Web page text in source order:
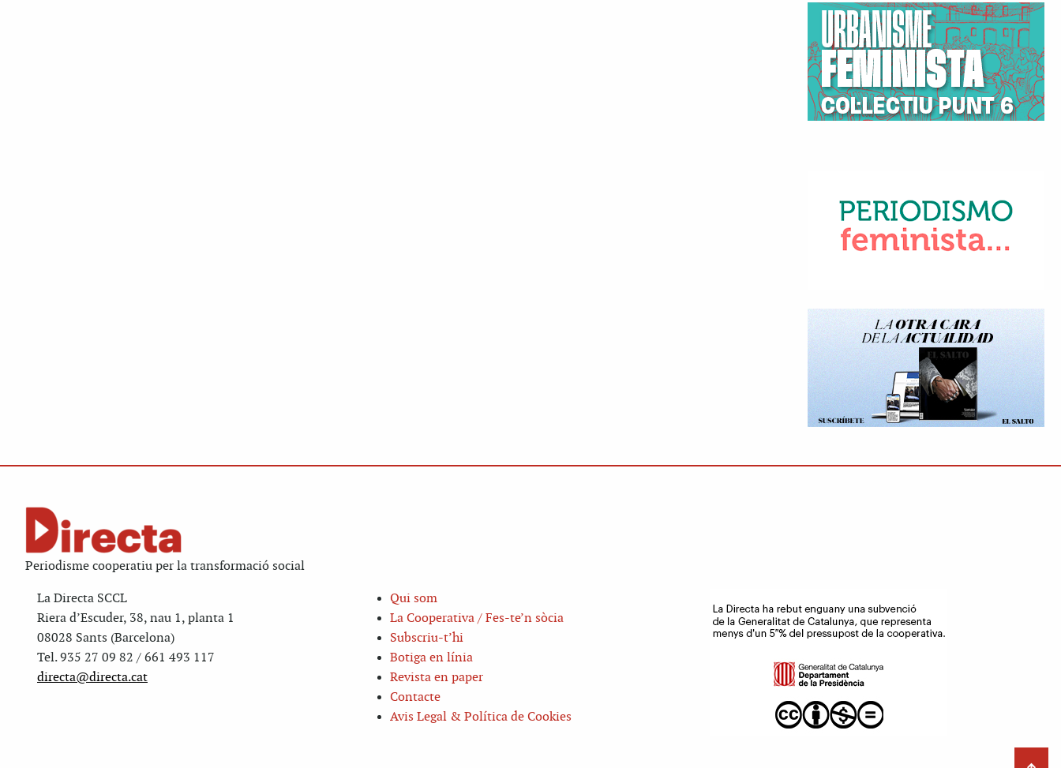
Periodisme cooperatiu per la transformació social
La Directa SCCL
Riera d’Escuder, 38, nau 1, planta 1
08028 Sants (Barcelona)
Tel. 935 27 09 82 / 661 493 117
directa@directa.cat
Qui som
La Cooperativa / Fes-te’n sòcia
Subscriu-t’hi
Botiga en línia
Revista en paper
Contacte
Avis Legal & Política de Cookies